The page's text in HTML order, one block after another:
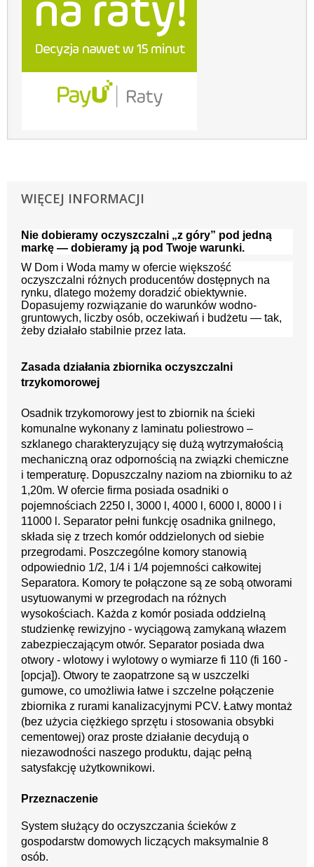
WIĘCEJ INFORMACJI
Nie dobieramy oczyszczalni „z góry” pod jedną
markę — dobieramy ją pod Twoje warunki.
W Dom i Woda mamy w ofercie większość
oczyszczalni różnych producentów dostępnych na
rynku, dlatego możemy doradzić obiektywnie.
Dopasujemy rozwiązanie do warunków wodno-
gruntowych, liczby osób, oczekiwań i budżetu — tak,
żeby działało stabilnie przez lata.
Zasada działania zbiornika oczyszczalni
trzykomorowej
Osadnik trzykomorowy jest to zbiornik na ścieki
komunalne wykonany z laminatu poliestrowo –
szklanego charakteryzujący się dużą wytrzymałością
mechaniczną oraz odpornością na związki chemiczne
i temperaturę. Dopuszczalny naziom na zbiorniku to aż
1,20m. W ofercie firma posiada osadniki o
pojemnościach 2250 l, 3000 l, 4000 l, 6000 l, 8000 l i
11000 l. Separator pełni funkcję osadnika gnilnego,
składa się z trzech komór oddzielonych od siebie
przegrodami. Poszczególne komory stanowią
odpowiednio 1/2, 1/4 i 1/4 pojemności całkowitej
Separatora. Komory te połączone są ze sobą otworami
usytuowanymi w przegrodach na różnych
wysokościach. Każda z komór posiada oddzielną
studzienkę rewizyjno - wyciągową zamykaną włazem
zabezpieczającym otwór. Separator posiada dwa
otwory - wlotowy i wylotowy o wymiarze fi 110 (fi 160 -
[opcja]). Otwory te zaopatrzone są w uszczelki
gumowe, co umożliwia łatwe i szczelne połączenie
zbiornika z rurami kanalizacyjnymi PCV. Łatwy montaż
(bez użycia ciężkiego sprzętu i stosowania obsybki
cementowej) oraz proste działanie decydują o
niezawodności naszego produktu, dając pełną
satysfakcję użytkownikowi.
Przeznaczenie
System służący do oczyszczania ścieków z
gospodarstw domowych liczących maksymalnie 8
osób.